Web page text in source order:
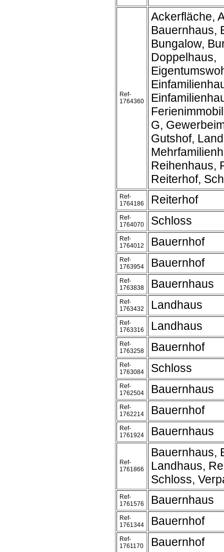
Ref-
1764360
Ackerfläche,
Bauernhaus,
Bungalow,
Doppelhaus,
G,
Gutshof,
Reihenhaus,
Reiterhof,
Ref-
1764186
Reiterhof
Ref-
1764070
Schloss
Ref-
1764012
Bauernhof
Ref-
1763954
Bauernhof
Ref-
1763838
Bauernhaus
Ref-
1763432
Landhaus
Ref-
1763316
Landhaus
Ref-
1763258
Bauernhof
Ref-
1763084
Schloss
Ref-
1762504
Bauernhaus
Ref-
1762214
Bauernhof
Ref-
1761924
Bauernhaus
Ref-
1761866
Bauernhaus,
Landhaus,
Schloss,
Ref-
1761576
Bauernhaus
Ref-
1761344
Bauernhof
Ref-
1761170
Bauernhof